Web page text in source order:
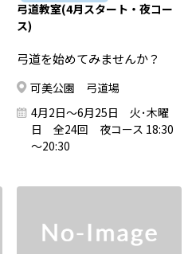
弓道教室(4月スタート・夜コー
ス)
弓道を始めてみませんか？
可美公園 弓道場
4月2日～6月25日 火･木曜
日 全24回 夜コース 18:30
～20:30